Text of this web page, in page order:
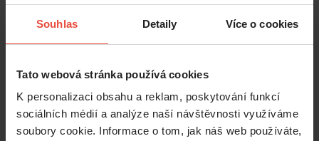
Souhlas Detaily Více o cookies
Tato webová stránka používá cookies
K personalizaci obsahu a reklam, poskytování funkcí
sociálních médií a analýze naší návštěvnosti využíváme
soubory cookie. Informace o tom, jak náš web používáte,